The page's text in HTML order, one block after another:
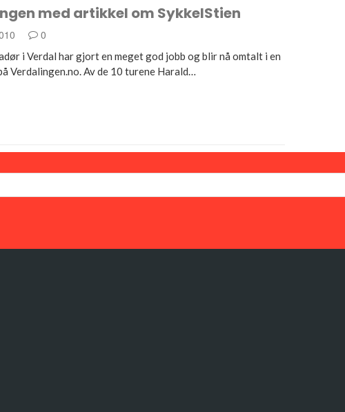
med artikkel om SykkelStien
0
i Verdal har gjort en meget god jobb og blir nå omtalt i en
Verdalingen.no. Av de 10 turene Harald…